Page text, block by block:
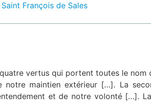
François de Sales
quatre vertus qui portent toutes le
notre maintien extérieur […]. La
et de notre volonté […].